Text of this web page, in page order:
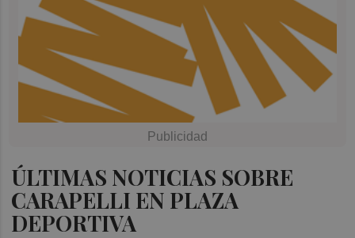
ÚLTIMAS NOTICIAS SOBRE
CARAPELLI EN PLAZA
DEPORTIVA